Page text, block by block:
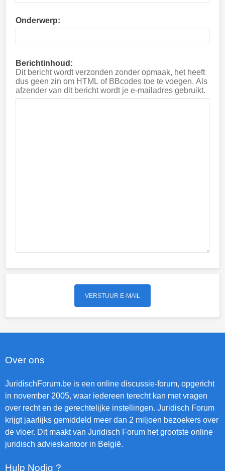
Onderwerp:
Berichtinhoud:
Dit bericht wordt verzonden zonder opmaak, het heeft
dus geen zin om HTML of BBcodes toe te voegen. Als
afzender van dit bericht wordt je e-mailadres gebruikt.
Over ons
JuridischForum.be is een online discussie-forum, opgericht
in november 2005, waar iedereen terecht kan met vragen
over recht en de gerechtelijke instellingen. Juridisch Forum
krijgt jaarlijks gemiddeld meer dan 2 miljoen bezoekers over
de vloer. Dit maakt van Juridisch Forum het grootste online
juridisch advieskantoor in België.
Hulp Nodig ?